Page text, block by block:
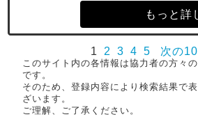
もっと詳
1 2 3 4 5 次の
このサイト内の各情報は協力者の方々
です。
そのため、登録内容により検索結果で
ざいます。
ご理解、ご了承ください。